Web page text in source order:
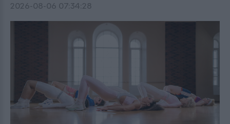
2026-08-06 07:34:28